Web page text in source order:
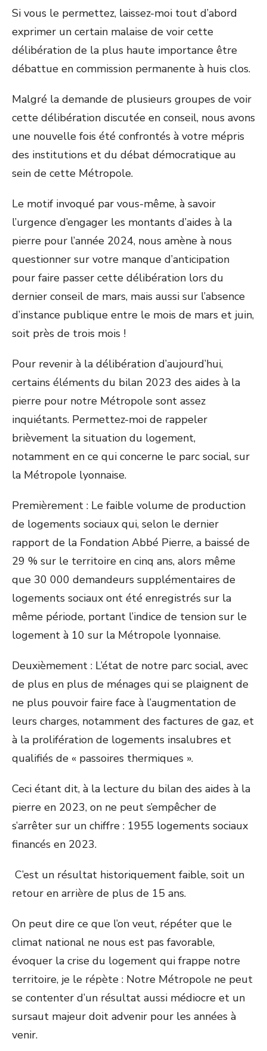
Si vous le permettez, laissez-moi tout d’abord
exprimer un certain malaise de voir cette
délibération de la plus haute importance être
débattue en commission permanente à huis clos.
Malgré la demande de plusieurs groupes de voir
cette délibération discutée en conseil, nous avons
une nouvelle fois été confrontés à votre mépris
des institutions et du débat démocratique au
sein de cette Métropole.
Le motif invoqué par vous-même, à savoir
l’urgence d’engager les montants d’aides à la
pierre pour l’année 2024, nous amène à nous
questionner sur votre manque d’anticipation
pour faire passer cette délibération lors du
dernier conseil de mars, mais aussi sur l’absence
d’instance publique entre le mois de mars et juin,
soit près de trois mois !
Pour revenir à la délibération d’aujourd’hui,
certains éléments du bilan 2023 des aides à la
pierre pour notre Métropole sont assez
inquiétants. Permettez-moi de rappeler
brièvement la situation du logement,
notamment en ce qui concerne le parc social, sur
la Métropole lyonnaise.
Premièrement : Le faible volume de production
de logements sociaux qui, selon le dernier
rapport de la Fondation Abbé Pierre, a baissé de
29 % sur le territoire en cinq ans, alors même
que 30 000 demandeurs supplémentaires de
logements sociaux ont été enregistrés sur la
même période, portant l’indice de tension sur le
logement à 10 sur la Métropole lyonnaise.
Deuxièmement : L’état de notre parc social, avec
de plus en plus de ménages qui se plaignent de
ne plus pouvoir faire face à l’augmentation de
leurs charges, notamment des factures de gaz, et
à la prolifération de logements insalubres et
qualifiés de « passoires thermiques ».
Ceci étant dit, à la lecture du bilan des aides à la
pierre en 2023, on ne peut s’empêcher de
s’arrêter sur un chiffre : 1955 logements sociaux
financés en 2023.
C’est un résultat historiquement faible, soit un
retour en arrière de plus de 15 ans.
On peut dire ce que l’on veut, répéter que le
climat national ne nous est pas favorable,
évoquer la crise du logement qui frappe notre
territoire, je le répète : Notre Métropole ne peut
se contenter d’un résultat aussi médiocre et un
sursaut majeur doit advenir pour les années à
venir.